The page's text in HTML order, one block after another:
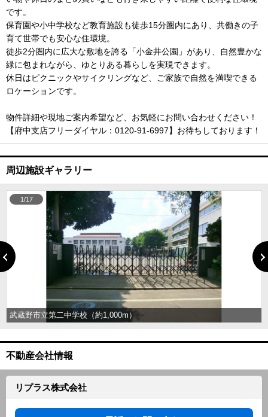
です。
保育園や小中学校など教育施設も徒歩15分圏内にあり、共働きの子
育て世帯でも安心な住環境。
徒歩2分圏内に広大な敷地を誇る「小金井公園」があり、自然豊かな
緑に包まれながら、ゆとりある暮らしを実現できます。
休日はピクニックやサイクリングなど、ご家族で自然を満喫できる
ロケーションです。
物件詳細や現地ご案内希望など、お気軽にお問い合わせください！
【府中支店フリーダイヤル：0120-91-6997】お待ちしております！
周辺施設ギャラリー
武蔵野市立第二中学校（約1,000m）
1/17
不動産会社情報
リプラス株式会社